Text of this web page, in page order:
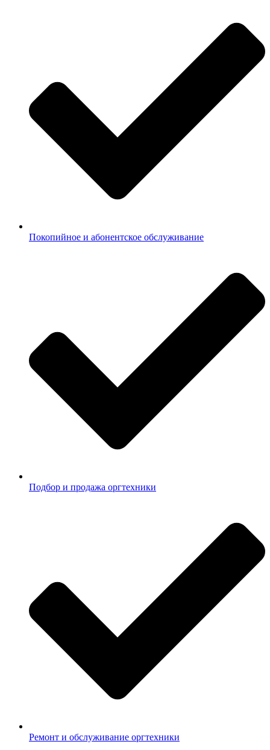
Покопийное и абонентское обслуживание
Подбор и продажа оргтехники
Ремонт и обслуживание оргтехники